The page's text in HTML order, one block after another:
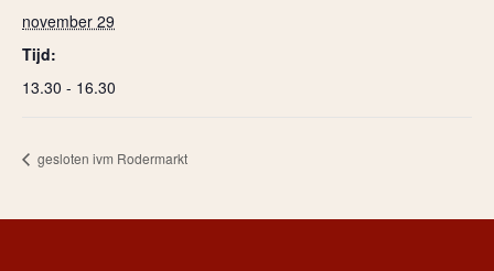
november 29
Tijd:
13.30 - 16.30
gesloten ivm Rodermarkt